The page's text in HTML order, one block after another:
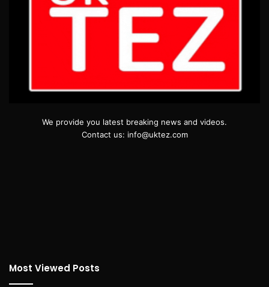
We provide you latest breaking news and videos.
Contact us: info@uktez.com
Most Viewed Posts